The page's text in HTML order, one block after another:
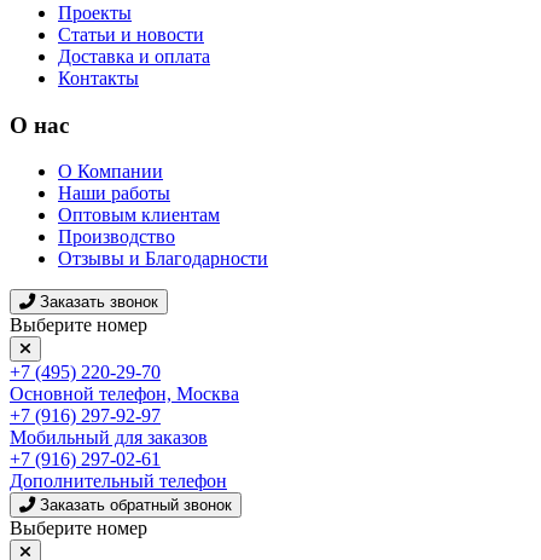
Проекты
Статьи и новости
Доставка и оплата
Контакты
О нас
О Компании
Наши работы
Оптовым клиентам
Производство
Отзывы и Благодарности
Заказать звонок
Выберите номер
+7 (495) 220-29-70
Основной телефон, Москва
+7 (916) 297-92-97
Мобильный для заказов
+7 (916) 297-02-61
Дополнительный телефон
Заказать обратный звонок
Выберите номер